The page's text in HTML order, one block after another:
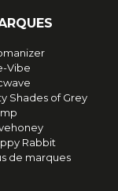
Vibe
Shades of Grey
Rabbit
de marques